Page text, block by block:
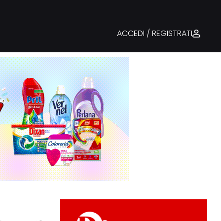
ACCEDI / REGISTRATI